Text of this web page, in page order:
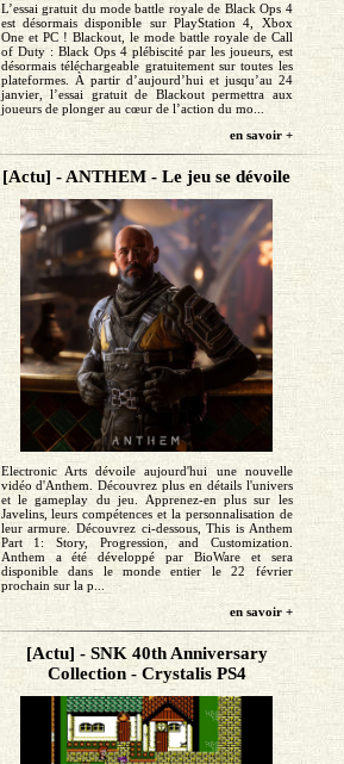
L’essai gratuit du mode battle royale de Black Ops 4
est désormais disponible sur PlayStation 4, Xbox
One et PC ! Blackout, le mode battle royale de Call
of Duty : Black Ops 4 plébiscité par les joueurs, est
désormais téléchargeable gratuitement sur toutes les
plateformes. À partir d’aujourd’hui et jusqu’au 24
janvier, l’essai gratuit de Blackout permettra aux
joueurs de plonger au cœur de l’action du mo...
en savoir +
[Actu] - ANTHEM - Le jeu se dévoile
Electronic Arts dévoile aujourd'hui une nouvelle
vidéo d'Anthem. Découvrez plus en détails l'univers
et le gameplay du jeu. Apprenez-en plus sur les
Javelins, leurs compétences et la personnalisation de
leur armure. Découvrez ci-dessous, This is Anthem
Part 1: Story, Progression, and Customization.
Anthem a été développé par BioWare et sera
disponible dans le monde entier le 22 février
prochain sur la p...
en savoir +
[Actu] - SNK 40th Anniversary
Collection - Crystalis PS4